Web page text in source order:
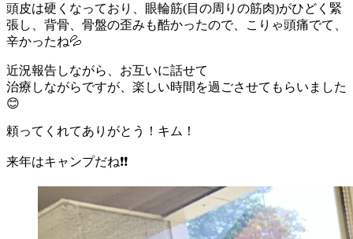
頭皮は硬くなっており、眼輪筋(目の周りの筋肉)がひどく緊
張し、背骨、骨盤の歪みも酷かったので、こりゃ頭痛でて、
辛かったね💦
近況報告しながら、お互いに話せて
治療しながらですが、楽しい時間を過ごさせてもらいました
😊
頼ってくれてありがとう！キム！
来年はキャンプだね❗️❗️